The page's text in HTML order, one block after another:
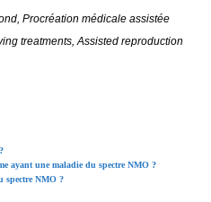
Procréation médicale assistée
treatments, Assisted reproduction
ayant une maladie du spectre NMO ?
spectre NMO ?